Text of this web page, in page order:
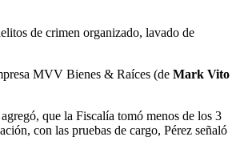
de crimen organizado, lavado de
MVV Bienes & Raíces (de Mark Vito
que la Fiscalía tomó menos de los 3
con las pruebas de cargo, Pérez señaló